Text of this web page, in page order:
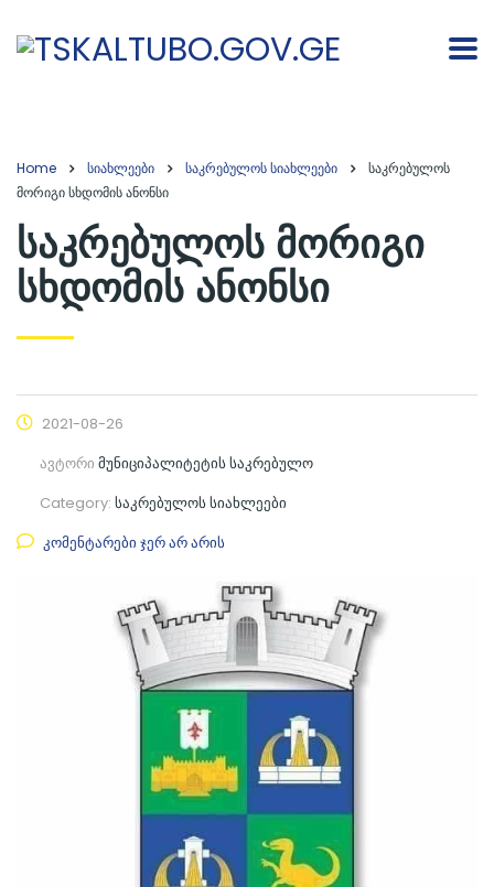
Home სიახლეები საკრებულოს სიახლეები
საკრებულოს
მორიგი სხდომის ანონსი
საკრებულოს მორიგი
სხდომის ანონსი
2021-08-26
ავტორი მუნიციპალიტეტის საკრებულო
Category: საკრებულოს სიახლეები
კომენტარები ჯერ არ არის